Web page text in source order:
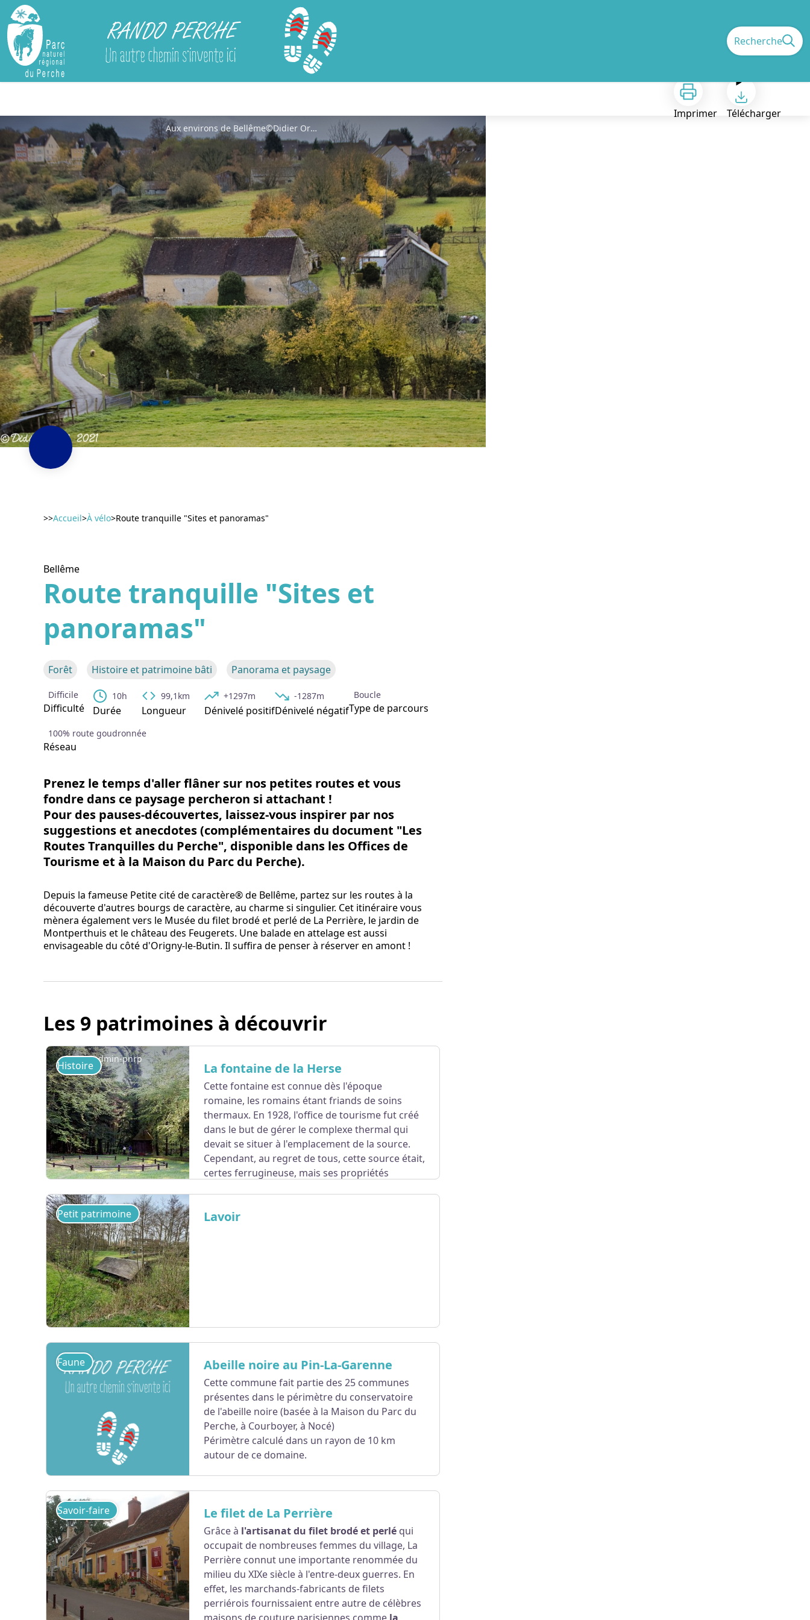
Rando Perche Recherche
Imprimer Télécharger
Aux environs de Bellême©Didier Orsal
>>Accueil>À vélo>Route tranquille "Sites et panoramas"
Bellême
Route tranquille "Sites et
panoramas"
Forêt Histoire et patrimoine bâti Panorama et paysage
Difficile
Difficulté
10h
Durée
99,1km
Longueur
+1297m
Dénivelé positif
-1287m
Dénivelé négatif
Boucle
Type de parcours
100% route goudronnée
Réseau
Prenez le temps d'aller flâner sur nos petites routes et vous
fondre dans ce paysage percheron si attachant !
Pour des pauses-découvertes, laissez-vous inspirer par nos
suggestions et anecdotes (complémentaires du document "Les
Routes Tranquilles du Perche", disponible dans les Offices de
Tourisme et à la Maison du Parc du Perche).
Depuis la fameuse Petite cité de caractère® de Bellême, partez sur les routes à la
découverte d'autres bourgs de caractère, au charme si singulier. Cet itinéraire vous
mènera également vers le Musée du filet brodé et perlé de La Perrière, le jardin de
Montperthuis et le château des Feugerets. Une balade en attelage est aussi
envisageable du côté d'Origny-le-Butin. Il suffira de penser à réserver en amont !
Les 9 patrimoines à découvrir
admin-pnrp
Voir l'image en plein écran
Histoire La fontaine de la Herse
Cette fontaine est connue dès l'époque
romaine, les romains étant friands de soins
thermaux. En 1928, l'office de tourisme fut créé
dans le but de gérer le complexe thermal qui
devait se situer à l'emplacement de la source.
Cependant, au regret de tous, cette source était,
certes ferrugineuse, mais ses propriétés
Voir l'image en plein écran
Petit patrimoine Lavoir
Voir l'image en plein écran
Faune Abeille noire au Pin-La-Garenne
Cette commune fait partie des 25 communes
présentes dans le périmètre du conservatoire
de l'abeille noire (basée à la Maison du Parc du
Perche, à Courboyer, à Nocé)
Périmètre calculé dans un rayon de 10 km
autour de ce domaine.
Savoir-faire Le filet de La Perrière
Grâce à l'artisanat du filet brodé et perléqui
occupait de nombreuses femmes du village, La
Perrière connut une importante renommée du
milieu du XIXe siècle à l'entre-deux guerres. En
effet, les marchands-fabricants de filets
perriérois fournissaient entre autre de célèbres